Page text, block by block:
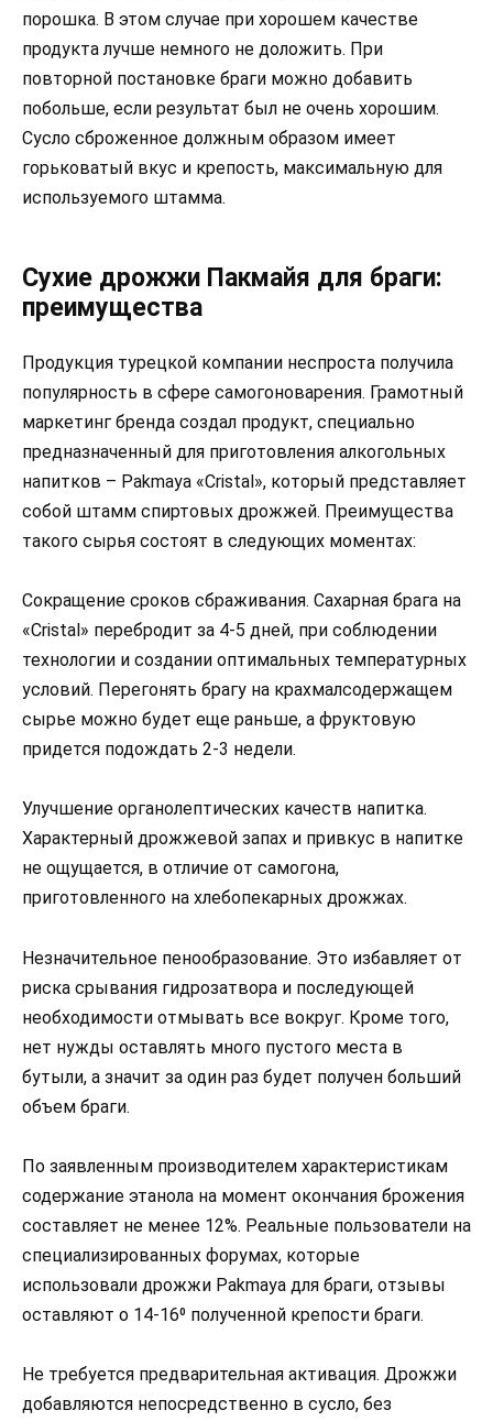
порошка. В этом случае при хорошем качестве
продукта лучше немного не доложить. При
повторной постановке браги можно добавить
побольше, если результат был не очень хорошим.
Сусло сброженное должным образом имеет
горьковатый вкус и крепость, максимальную для
используемого штамма.
Сухие дрожжи Пакмайя для браги:
преимущества
Продукция турецкой компании неспроста получила
популярность в сфере самогоноварения. Грамотный
маркетинг бренда создал продукт, специально
предназначенный для приготовления алкогольных
напитков – Pakmaya «Cristal», который представляет
собой штамм спиртовых дрожжей. Преимущества
такого сырья состоят в следующих моментах:
Сокращение сроков сбраживания. Сахарная брага на
«Cristal» перебродит за 4-5 дней, при соблюдении
технологии и создании оптимальных температурных
условий. Перегонять брагу на крахмалсодержащем
сырье можно будет еще раньше, а фруктовую
придется подождать 2-3 недели.
Улучшение органолептических качеств напитка.
Характерный дрожжевой запах и привкус в напитке
не ощущается, в отличие от самогона,
приготовленного на хлебопекарных дрожжах.
Незначительное пенообразование. Это избавляет от
риска срывания гидрозатвора и последующей
необходимости отмывать все вокруг. Кроме того,
нет нужды оставлять много пустого места в
бутыли, а значит за один раз будет получен больший
объем браги.
По заявленным производителем характеристикам
содержание этанола на момент окончания брожения
составляет не менее 12%. Реальные пользователи на
специализированных форумах, которые
использовали дрожжи Рakmaya для браги, отзывы
оставляют о 14-16⁰ полученной крепости браги.
Не требуется предварительная активация. Дрожжи
добавляются непосредственно в сусло, без